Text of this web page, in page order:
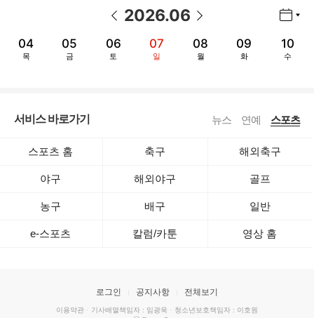
2026.06
04
목
05
금
06
토
07
일
08
월
09
화
10
수
서비스 바로가기 뉴스 연예 스포츠
스포츠 홈 축구 해외축구
야구 해외야구 골프
농구 배구 일반
e-스포츠 칼럼/카툰 영상 홈
로그인 공지사항 전체보기
이용약관 · 기사배열책임자 : 임광욱 · 청소년보호책임자 : 이호원